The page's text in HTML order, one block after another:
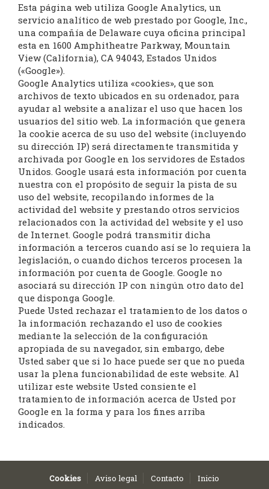
Esta página web utiliza Google Analytics, un
servicio analítico de web prestado por Google, Inc.,
una compañía de Delaware cuya oficina principal
esta en 1600 Amphitheatre Parkway, Mountain
View (California), CA 94043, Estados Unidos
(«Google»).
Google Analytics utiliza «cookies», que son
archivos de texto ubicados en su ordenador, para
ayudar al website a analizar el uso que hacen los
usuarios del sitio web. La información que genera
la cookie acerca de su uso del website (incluyendo
su dirección IP) será directamente transmitida y
archivada por Google en los servidores de Estados
Unidos. Google usará esta información por cuenta
nuestra con el propósito de seguir la pista de su
uso del website, recopilando informes de la
actividad del website y prestando otros servicios
relacionados con la actividad del website y el uso
de Internet. Google podrá transmitir dicha
información a terceros cuando así se lo requiera la
legislación, o cuando dichos terceros procesen la
información por cuenta de Google. Google no
asociará su dirección IP con ningún otro dato del
que disponga Google.
Puede Usted rechazar el tratamiento de los datos o
la información rechazando el uso de cookies
mediante la selección de la configuración
apropiada de su navegador, sin embargo, debe
Usted saber que si lo hace puede ser que no pueda
usar la plena funcionabilidad de este website. Al
utilizar este website Usted consiente el
tratamiento de información acerca de Usted por
Google en la forma y para los fines arriba
indicados.
Cookies Aviso legal Contacto Inicio